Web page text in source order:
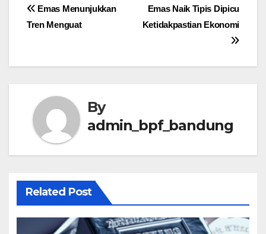
Post
navigation
Emas Naik Tipis Dipicu
Ketidakpastian Ekonomi
Emas Menunjukkan
Tren Menguat
By
admin_bpf_bandung
Related Post